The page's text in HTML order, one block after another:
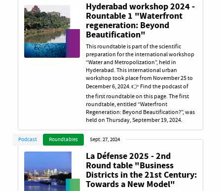
Hyderabad workshop 2024 -
Rountable 1 "Waterfront
regeneration: Beyond
Beautification"
This roundtable is part of the scientific
preparation for the international workshop
“Water and Metropolization”, held in
Hyderabad. This international urban
workshop took place from November 25 to
December 6, 2024. 👉 Find the podcast of
the first roundtable on this page. The first
roundtable, entitled “Waterfront
Regeneration: Beyond Beautification?”, was
held on Thursday, September 19, 2024.
Podcast Roundtables Sept. 27, 2024
La Défense 2025 - 2nd
Round table "Business
Districts in the 21st Century:
Towards a New Model"